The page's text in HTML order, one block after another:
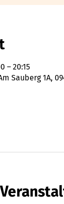
– 20:15
Sauberg 1A,